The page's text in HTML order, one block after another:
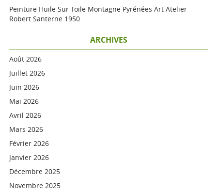
Peinture Huile Sur Toile Montagne Pyrénées Art Atelier
Robert Santerne 1950
ARCHIVES
Août 2026
Juillet 2026
Juin 2026
Mai 2026
Avril 2026
Mars 2026
Février 2026
Janvier 2026
Décembre 2025
Novembre 2025